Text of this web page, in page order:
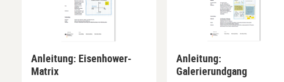
Anleitung: Eisenhower-
Matrix
Anleitung:
Galerierundgang